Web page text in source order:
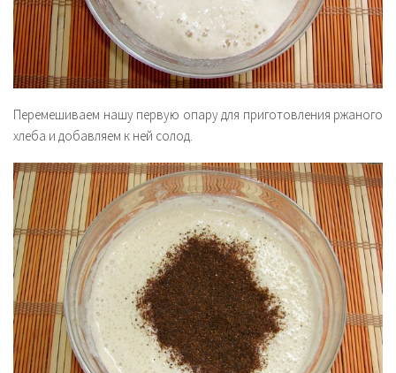
Перемешиваем нашу первую опару для приготовления ржаного
хлеба и добавляем к ней солод.